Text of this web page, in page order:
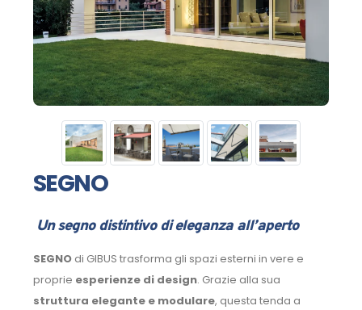
SEGNO
Un segno distintivo di eleganza all’aperto
SEGNO di GIBUS trasforma gli spazi esterni in vere e
proprie esperienze di design. Grazie alla sua
struttura elegante e modulare, questa tenda a